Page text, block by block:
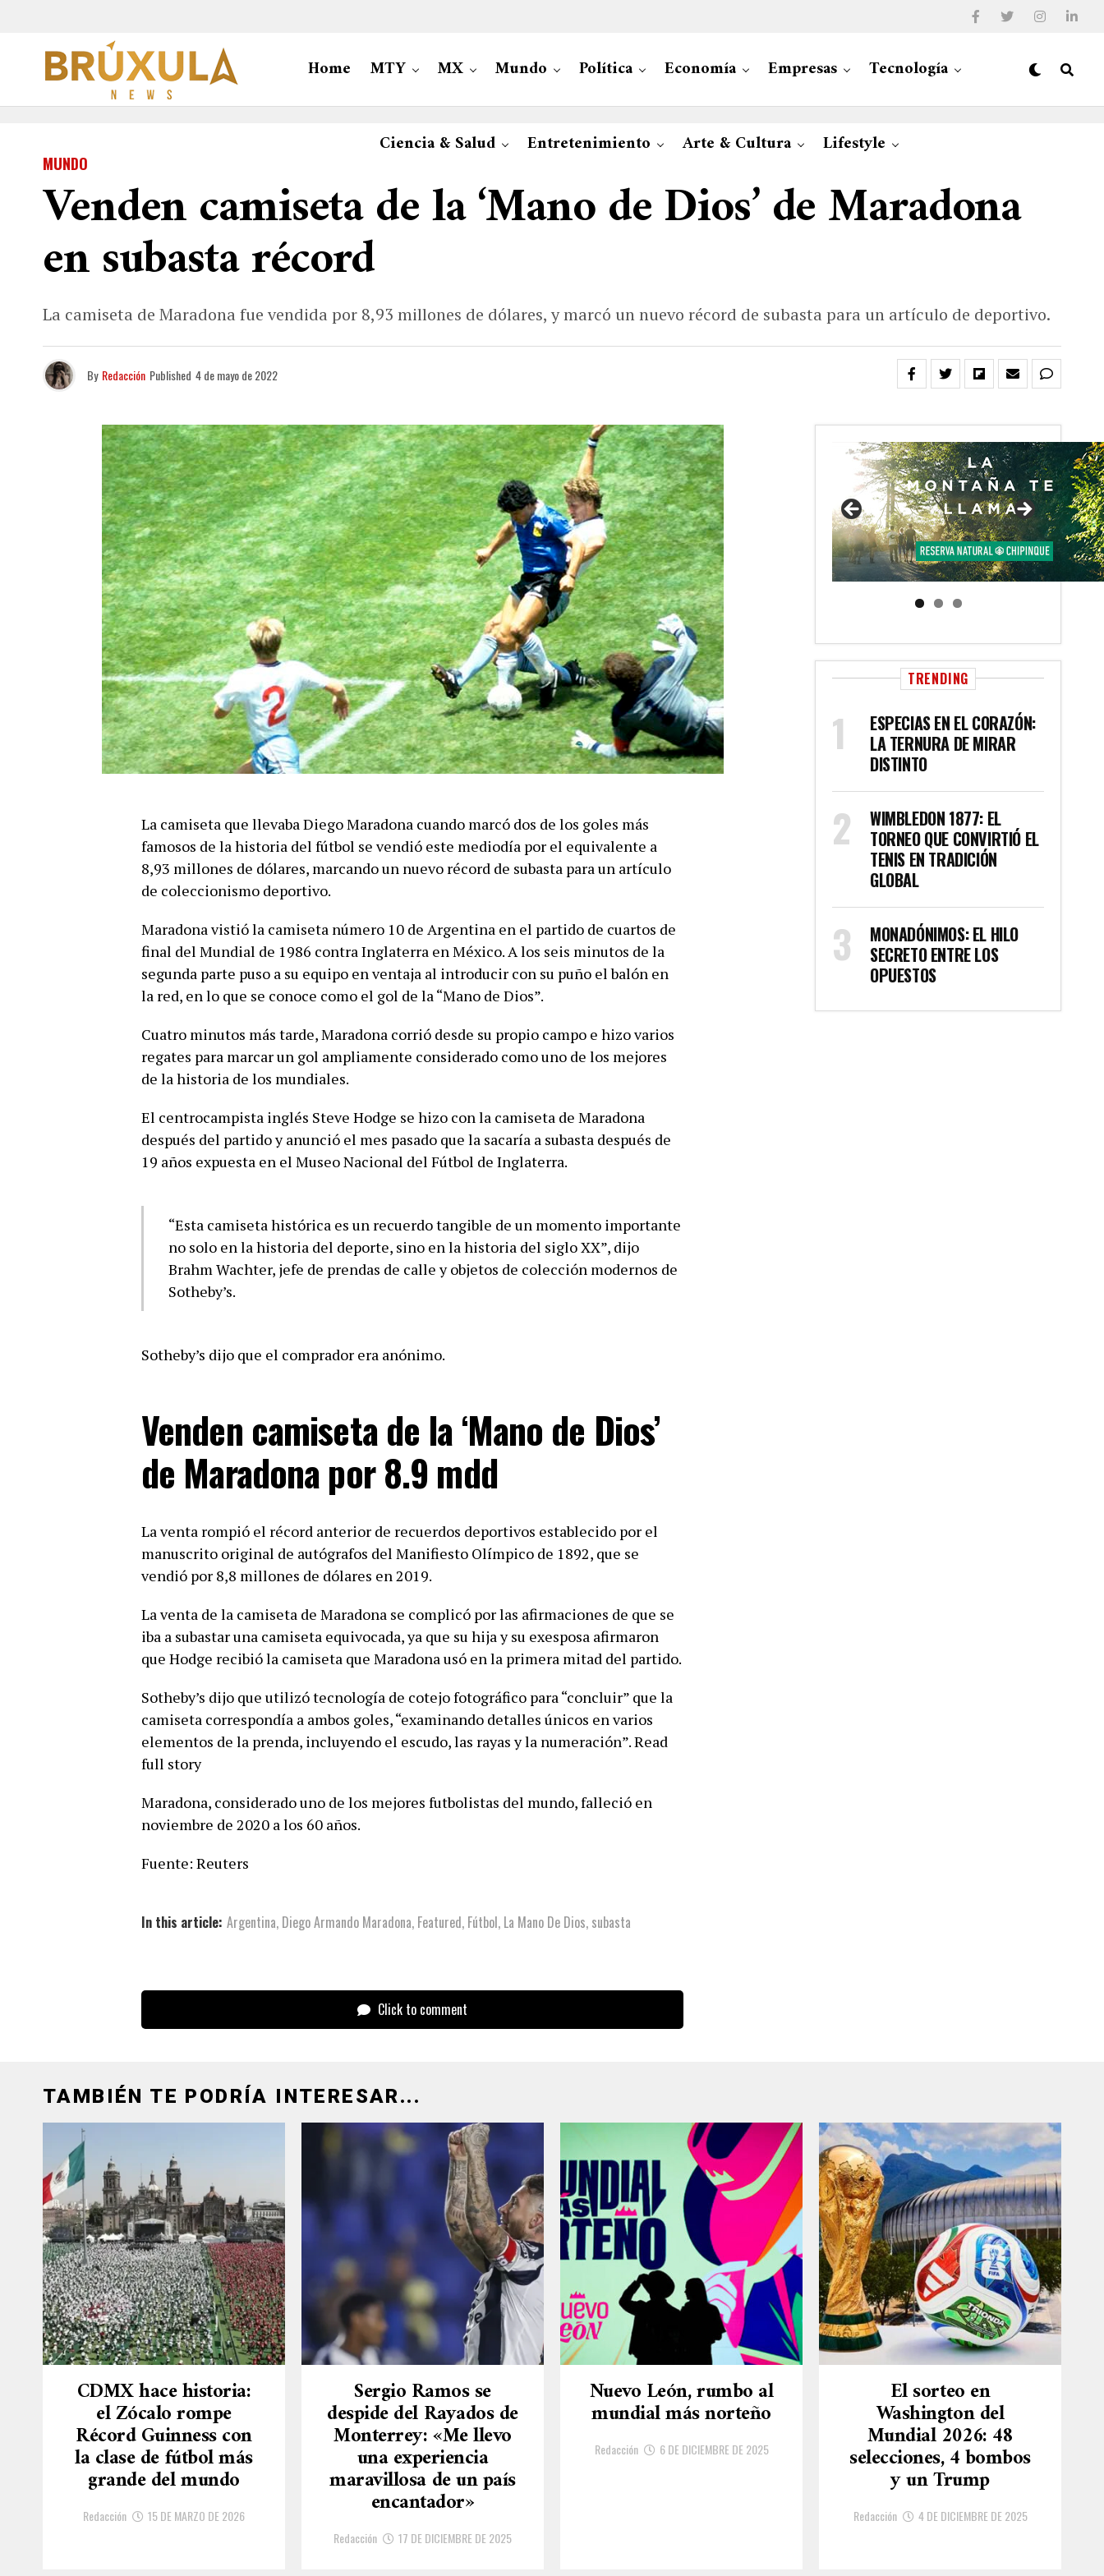
Home MTY MX Mundo Política Economía Empresas Tecnología
Ciencia & Salud Entretenimiento Arte & Cultura Lifestyle
MUNDO
Venden camiseta de la ‘Mano de Dios’ de Maradona
en subasta récord
La camiseta de Maradona fue vendida por 8,93 millones de dólares, y marcó un nuevo récord de subasta para un artículo de deportivo.
By Redacción Published 4 de mayo de 2022
La camiseta que llevaba Diego Maradona cuando marcó dos de los goles más
famosos de la historia del fútbol se vendió este mediodía por el equivalente a
8,93 millones de dólares, marcando un nuevo récord de subasta para un artículo
de coleccionismo deportivo.
Maradona vistió la camiseta número 10 de Argentina en el partido de cuartos de
final del Mundial de 1986 contra Inglaterra en México. A los seis minutos de la
segunda parte puso a su equipo en ventaja al introducir con su puño el balón en
la red, en lo que se conoce como el gol de la “Mano de Dios”.
Cuatro minutos más tarde, Maradona corrió desde su propio campo e hizo varios
regates para marcar un gol ampliamente considerado como uno de los mejores
de la historia de los mundiales.
El centrocampista inglés Steve Hodge se hizo con la camiseta de Maradona
después del partido y anunció el mes pasado que la sacaría a subasta después de
19 años expuesta en el Museo Nacional del Fútbol de Inglaterra.
“Esta camiseta histórica es un recuerdo tangible de un momento importante
no solo en la historia del deporte, sino en la historia del siglo XX”, dijo
Brahm Wachter, jefe de prendas de calle y objetos de colección modernos de
Sotheby’s.
Sotheby’s dijo que el comprador era anónimo.
Venden camiseta de la ‘Mano de Dios’
de Maradona por 8.9 mdd
La venta rompió el récord anterior de recuerdos deportivos establecido por el
manuscrito original de autógrafos del Manifiesto Olímpico de 1892, que se
vendió por 8,8 millones de dólares en 2019.
La venta de la camiseta de Maradona se complicó por las afirmaciones de que se
iba a subastar una camiseta equivocada, ya que su hija y su exesposa afirmaron
que Hodge recibió la camiseta que Maradona usó en la primera mitad del partido.
Sotheby’s dijo que utilizó tecnología de cotejo fotográfico para “concluir” que la
camiseta correspondía a ambos goles, “examinando detalles únicos en varios
elementos de la prenda, incluyendo el escudo, las rayas y la numeración”. Read
full story
Maradona, considerado uno de los mejores futbolistas del mundo, falleció en
noviembre de 2020 a los 60 años.
Fuente: Reuters
In this article: Argentina, Diego Armando Maradona, Featured, Fútbol, La Mano De Dios, subasta
Click to comment
TRENDING
ESPECIAS EN EL CORAZÓN:
LA TERNURA DE MIRAR
DISTINTO
WIMBLEDON 1877: EL
TORNEO QUE CONVIRTIÓ EL
TENIS EN TRADICIÓN
GLOBAL
MONADÓNIMOS: EL HILO
SECRETO ENTRE LOS
OPUESTOS
TAMBIÉN TE PODRÍA INTERESAR...
CDMX hace historia:
el Zócalo rompe
Récord Guinness con
la clase de fútbol más
grande del mundo
Redacción 15 DE MARZO DE 2026
Sergio Ramos se
despide del Rayados de
Monterrey: «Me llevo
una experiencia
maravillosa de un país
encantador»
Redacción 17 DE DICIEMBRE DE 2025
Nuevo León, rumbo al
mundial más norteño
Redacción 6 DE DICIEMBRE DE 2025
El sorteo en
Washington del
Mundial 2026: 48
selecciones, 4 bombos
y un Trump
Redacción 4 DE DICIEMBRE DE 2025